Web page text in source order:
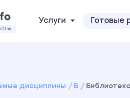
❤️
Услуги Готовые
дисциплины Б